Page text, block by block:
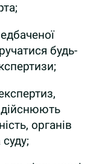
будь-
органів